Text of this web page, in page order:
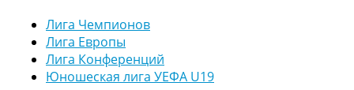
Лига Чемпионов
Лига Европы
Лига Конференций
Юношеская лига УЕФА U19